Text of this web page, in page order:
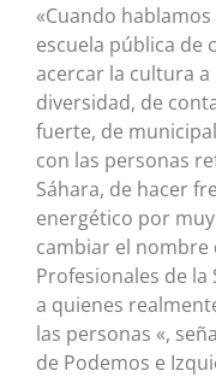
«Cuando
escuela pública de
acercar la cultura
diversidad, de
fuerte, de
con las personas
Sáhara, de hacer
energético por
cambiar el nombre
Profesionales de
a quienes
las personas «,
de Podemos e